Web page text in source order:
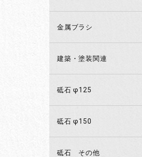
金属ブラシ
建築・塗装関連
砥石 φ125
砥石 φ150
砥石 その他